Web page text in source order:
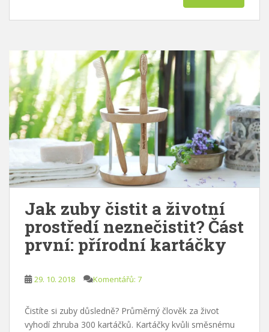
Jak zuby čistit a životní
prostředí neznečistit? Část
první: přírodní kartáčky
29. 10. 2018 Komentářů: 7
Čistíte si zuby důsledně? Průměrný člověk za život
vyhodí zhruba 300 kartáčků. Kartáčky kvůli směsnému